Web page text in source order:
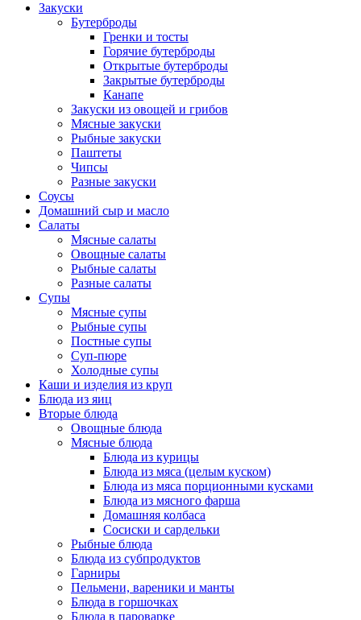
Закуски
Бутерброды
Гренки и тосты
Горячие бутерброды
Открытые бутерброды
Закрытые бутерброды
Канапе
Закуски из овощей и грибов
Мясные закуски
Рыбные закуски
Паштеты
Чипсы
Разные закуски
Соусы
Домашний сыр и масло
Салаты
Мясные салаты
Овощные салаты
Рыбные салаты
Разные салаты
Супы
Мясные супы
Рыбные супы
Постные супы
Суп-пюре
Холодные супы
Каши и изделия из круп
Блюда из яиц
Вторые блюда
Овощные блюда
Мясные блюда
Блюда из курицы
Блюда из мяса (целым куском)
Блюда из мяса порционными кусками
Блюда из мясного фарша
Домашняя колбаса
Сосиски и сардельки
Рыбные блюда
Блюда из субпродуктов
Гарниры
Пельмени, вареники и манты
Блюда в горшочках
Блюда в пароварке